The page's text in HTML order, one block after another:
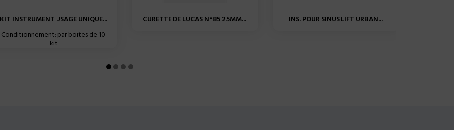
KIT INSTRUMENT USAGE UNIQUE...
Conditionnement: par boites de 10
kit
CURETTE DE LUCAS N°85 2.5MM... INS. POUR SINUS LIFT URBAN...